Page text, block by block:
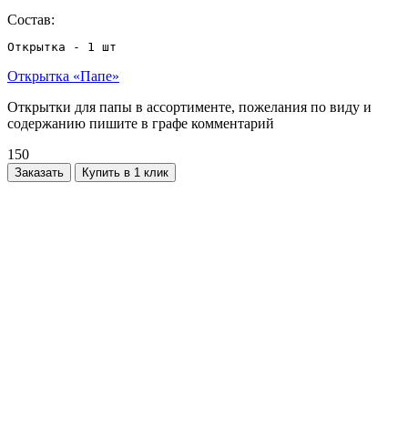
Состав:
Открытка - 1 шт
Открытка «Папе»
Открытки для папы в ассортименте, пожелания по виду и
содержанию пишите в графе комментарий
150
Заказать Купить в 1 клик